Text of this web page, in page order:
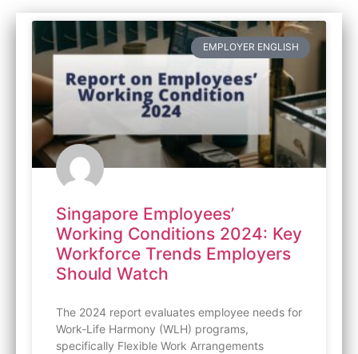
EMPLOYER ENGLISH
Singapore Employees’
Working Conditions 2024: Key
Workforce Trends Employers
Should Watch
The 2024 report evaluates employee needs for
Work-Life Harmony (WLH) programs,
specifically Flexible Work Arrangements